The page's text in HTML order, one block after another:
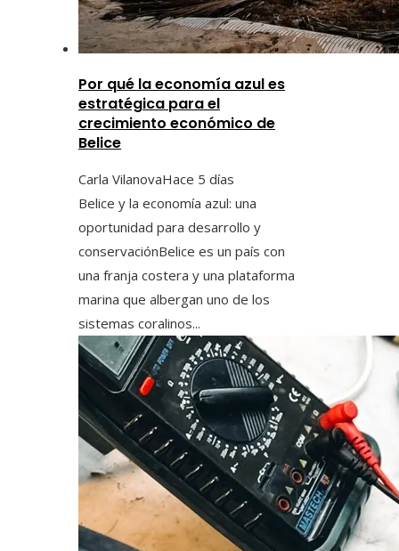
Por qué la economía azul es
estratégica para el
crecimiento económico de
Belice
Carla VilanovaHace 5 días
Belice y la economía azul: una
oportunidad para desarrollo y
conservaciónBelice es un país con
una franja costera y una plataforma
marina que albergan uno de los
sistemas coralinos...